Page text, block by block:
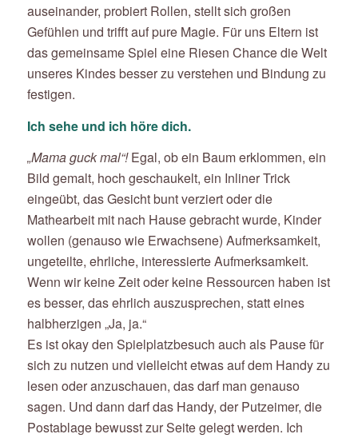
auseinander, probiert Rollen, stellt sich großen
Gefühlen und trifft auf pure Magie. Für uns Eltern ist
das gemeinsame Spiel eine Riesen Chance die Welt
unseres Kindes besser zu verstehen und Bindung zu
festigen.
Ich sehe und ich höre dich.
„Mama guck mal“!Egal, ob ein Baum erklommen, ein
Bild gemalt, hoch geschaukelt, ein Inliner Trick
eingeübt, das Gesicht bunt verziert oder die
Mathearbeit mit nach Hause gebracht wurde, Kinder
wollen (genauso wie Erwachsene) Aufmerksamkeit,
ungeteilte, ehrliche, interessierte Aufmerksamkeit.
Wenn wir keine Zeit oder keine Ressourcen haben ist
es besser, das ehrlich auszusprechen, statt eines
halbherzigen „Ja, ja.“
Es ist okay den Spielplatzbesuch auch als Pause für
sich zu nutzen und vielleicht etwas auf dem Handy zu
lesen oder anzuschauen, das darf man genauso
sagen. Und dann darf das Handy, der Putzeimer, die
Postablage bewusst zur Seite gelegt werden. Ich